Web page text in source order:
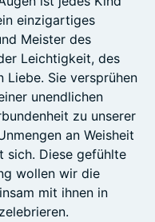
einzigartiges
Meister des
Leichtigkeit, des
Liebe. Sie versprühen
unendlichen
zu unserer
an Weisheit
sich. Diese gefühlte
wollen wir die
mit ihnen in